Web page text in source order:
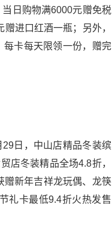
日购物满6000元赠免税
进口红酒一瓶；另外，
每卡每天限领一份，赠完
日，中山店精品冬装缤
店冬装精品全场4.8折，
赠新年吉祥龙玩偶、龙筷
礼卡最低9.4折火热发售